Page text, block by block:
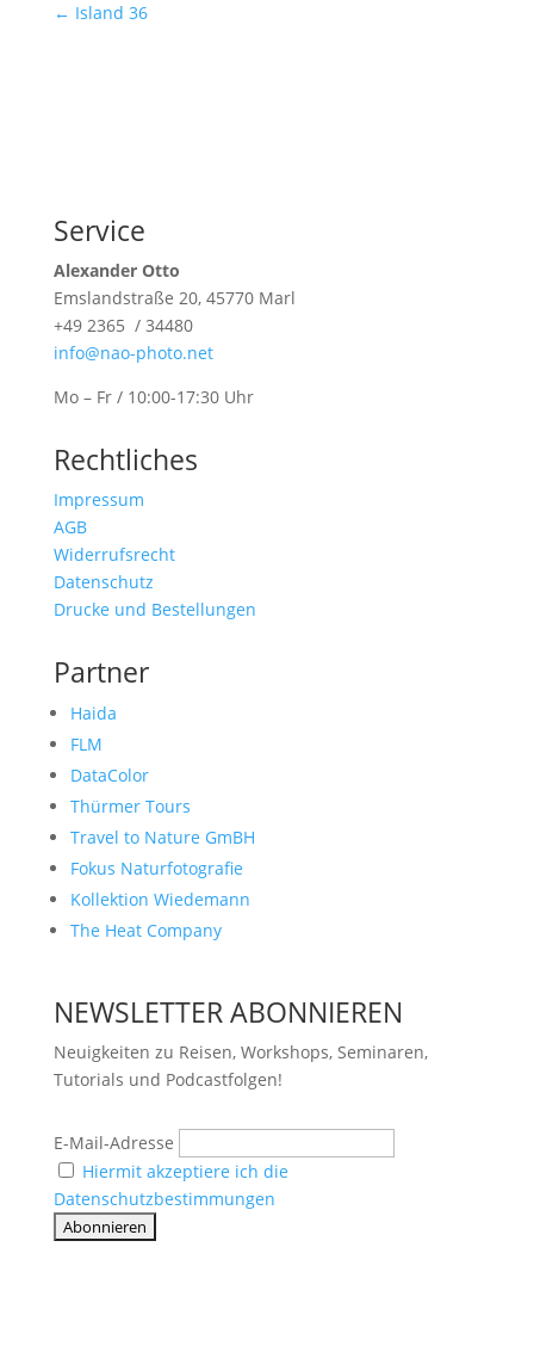
← Island 36
Service
Alexander Otto
Emslandstraße 20, 45770 Marl
+49 2365 / 34480
info@nao-photo.net
Mo – Fr / 10:00-17:30 Uhr
Rechtliches
Impressum
AGB
Widerrufsrecht
Datenschutz
Drucke und Bestellungen
Partner
Haida
FLM
DataColor
Thürmer Tours
Travel to Nature GmBH
Fokus Naturfotografie
Kollektion Wiedemann
The Heat Company
NEWSLETTER ABONNIEREN
Neuigkeiten zu Reisen, Workshops, Seminaren,
Tutorials und Podcastfolgen!
E-Mail-Adresse
Hiermit akzeptiere ich die
Datenschutzbestimmungen